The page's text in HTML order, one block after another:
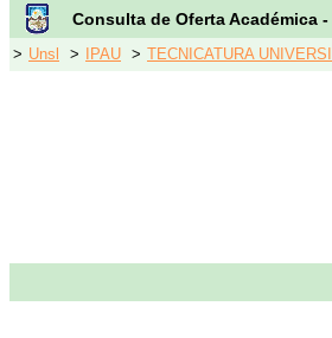
Consulta de Oferta Académica
> Unsl > IPAU > TECNICATURA